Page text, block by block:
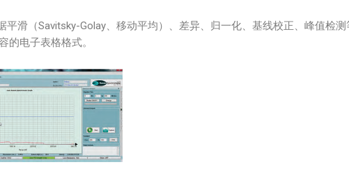
滑（Savitsky-Golay、移动平均）、差异、归一化、基线校正、峰值检
电子表格格式。